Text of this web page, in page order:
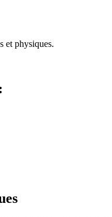
et physiques.